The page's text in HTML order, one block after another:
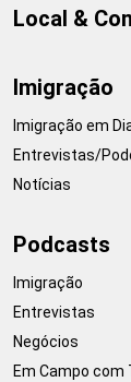
Local &
Imigração
Imigração em
Entrevistas/
Notícias
Podcasts
Imigração
Entrevistas
Negócios
Em Campo com